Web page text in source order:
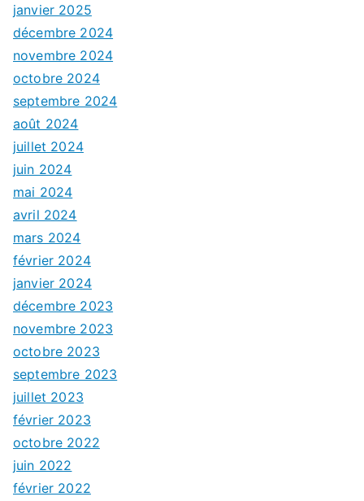
janvier 2025
décembre 2024
novembre 2024
octobre 2024
septembre 2024
août 2024
juillet 2024
juin 2024
mai 2024
avril 2024
mars 2024
février 2024
janvier 2024
décembre 2023
novembre 2023
octobre 2023
septembre 2023
juillet 2023
février 2023
octobre 2022
juin 2022
février 2022